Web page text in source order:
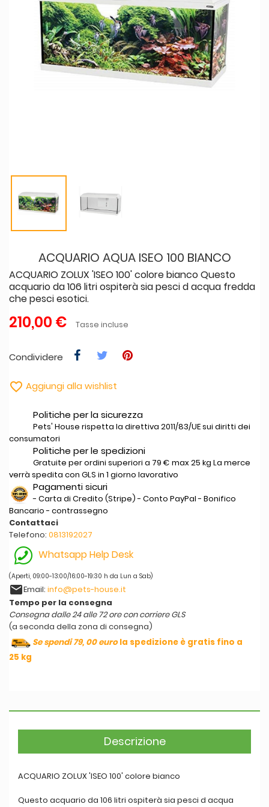
ACQUARIO AQUA ISEO 100 BIANCO
ACQUARIO ZOLUX 'ISEO 100' colore bianco Questo
acquario da 106 litri ospiterà sia pesci d acqua fredda
che pesci esotici.
210,00 € Tasse incluse
Condividere
 Aggiungi alla wishlist
Politiche per la sicurezza
Pets' House rispetta la direttiva 2011/83/UE sui diritti dei
consumatori
Politiche per le spedizioni
Gratuite per ordini superiori a 79 € max 25 kg La merce
verrà spedita con GLS in 1 giorno lavorativo
Pagamenti sicuri
- Carta di Credito (Stripe) - Conto PayPal - Bonifico
Bancario - contrassegno
Contattaci
Telefono: 0813192027
Whatsapp Help Desk
(Aperti, 09:00-13:00/16:00-19:30 h da Lun a Sab)
emailEmail: info@pets-house.it
Tempo per la consegna
Consegna dalle 24 alle 72 ore con corriere GLS
(a seconda della zona di consegna)
Se spendi 79, 00 eurola spedizione è gratis fino a
25 kg
Descrizione
ACQUARIO ZOLUX 'ISEO 100' colore bianco
Questo acquario da 106 litri ospiterà sia pesci d acqua